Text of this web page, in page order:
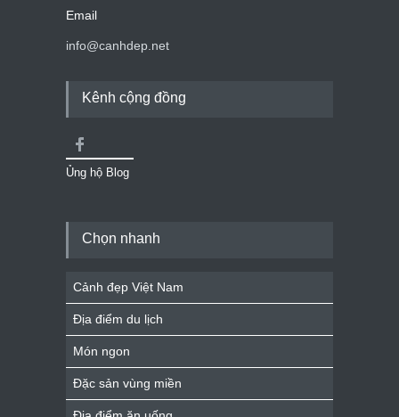
Email
info@canhdep.net
Kênh cộng đồng
Ủng hộ Blog
Chọn nhanh
Cảnh đẹp Việt Nam
Địa điểm du lịch
Món ngon
Đặc sản vùng miền